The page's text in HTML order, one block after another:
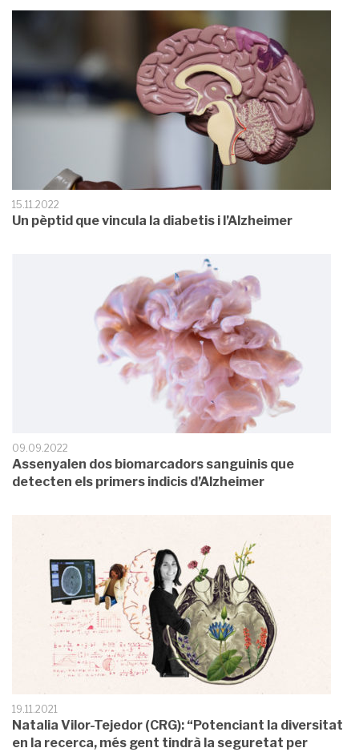
15.11.2022
Un pèptid que vincula la diabetis i l’Alzheimer
09.09.2022
Assenyalen dos biomarcadors sanguinis que
detecten els primers indicis d’Alzheimer
19.11.2021
Natalia Vilor-Tejedor (CRG): “Potenciant la diversitat
en la recerca, més gent tindrà la seguretat per